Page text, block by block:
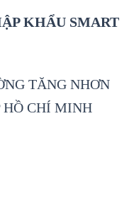
KHẨU SMART
TĂNG NHƠN
HỒ CHÍ MINH